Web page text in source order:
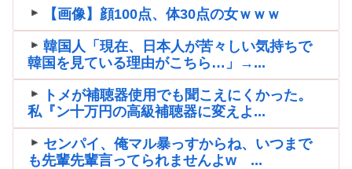
【画像】顔100点、体30点の女ｗｗｗ
韓国人「現在、日本人が苦々しい気持ちで
韓国を見ている理由がこちら…」→...
トメが補聴器使用でも聞こえにくかった。
私『ン十万円の高級補聴器に変えよ...
センパイ、俺マル暴っすからね、いつまで
も先輩先輩言ってられませんよw ...